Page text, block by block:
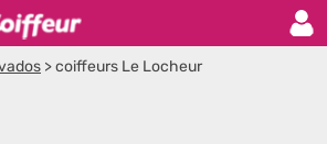
>coiffeurs Le Locheur